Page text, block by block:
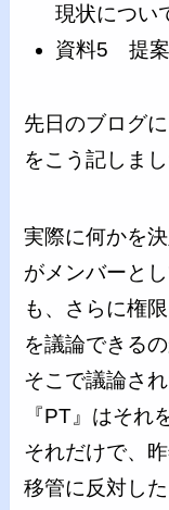
現状につい
資料5 提案
先日のブログ
をこう記しまし
実際に何かを
がメンバーと
も、さらに権
を議論できる
そこで議論さ
『PT』はそれ
それだけで、
移管に反対し